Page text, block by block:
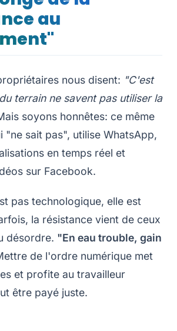
au
nous disent: "C'est
terrain ne savent pas utiliser la
soyons honnêtes: ce même
"ne sait pas", utilise WhatsApp,
en temps réel et
sur Facebook.
pas technologique, elle est
la résistance vient de ceux
désordre. "En eau trouble, gain
de l'ordre numérique met
et profite au travailleur
être payé juste.